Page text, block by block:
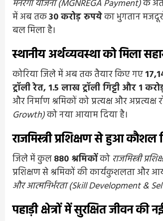
मनरेगा योजना (MGNREGA Payment)के
में अब तक30 करोड़ रुपयेका भुगतान
बल मिला है।
स्थानीय अर्थव्यवस्था को मिला
कोरिया जिले में अब तक तैयार किए गए
ट्रॉली रेत, 1.5 लाख ट्रॉली गिट्टी और 1
और निर्माण श्रमिकों को प्रत्यक्ष और
Growth)को नया आयाम दिया है।
राजमिस्त्री प्रशिक्षण से हुआ कौशल
जिले में कुल880 श्रमिकोंको राजमिस्त्री
प्रशिक्षण से श्रमिकों की कार्यकुशलता और
और आत्मनिर्भरता (Skill Development &
पहाड़ी क्षेत्रों में सुरक्षित जीवन